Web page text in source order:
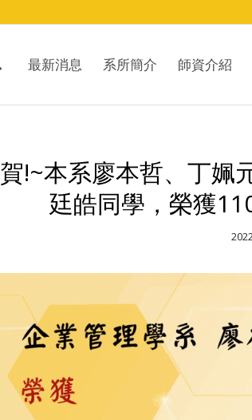
最新消息 系所簡介 師資介紹
賀!~本系廖本哲、丁姵
廷皓同學，榮獲